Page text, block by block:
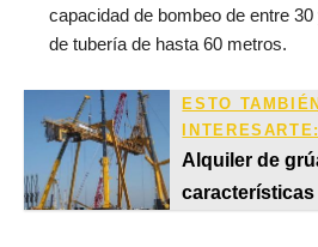
capacidad de bombeo de entre
de tubería de hasta 60 metros.
ESTO
INTERESARTE:
Alquiler de
características